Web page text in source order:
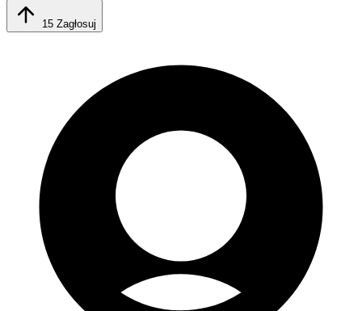
15 Zagłosuj